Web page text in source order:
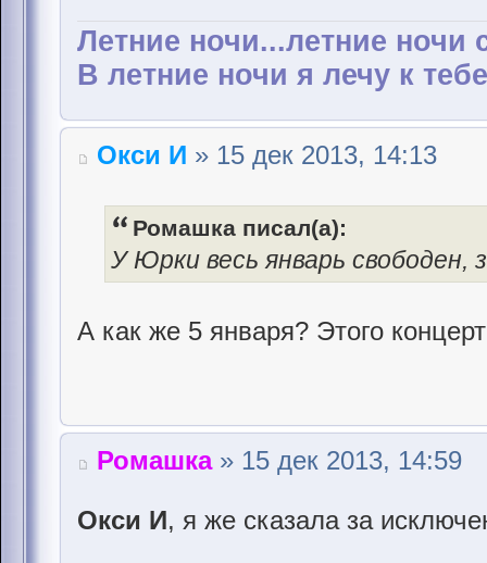
Летние ночи...летние ночи
В летние ночи я лечу к
Окси И » 15 дек 2013, 14:13
Ромашка писал(а):
У Юрки весь январь свободен,
А как же 5 января? Этого
Ромашка» 15 дек 2013, 14:59
Окси И, я же сказала за